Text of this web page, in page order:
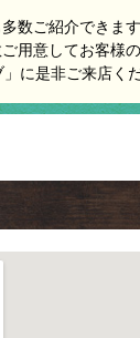
数ご紹介できま
用意してお客様
に是非ご来店くだ